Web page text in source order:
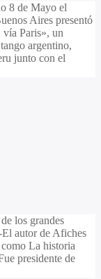
8 de Mayo el
Aires presentó
Paris», un
argentino,
junto con el
los grandes
autor de Afiches
La historia
presidente de